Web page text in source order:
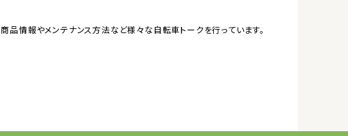
商品情報やメンテナンス方法など様々な自転車トークを行っています。